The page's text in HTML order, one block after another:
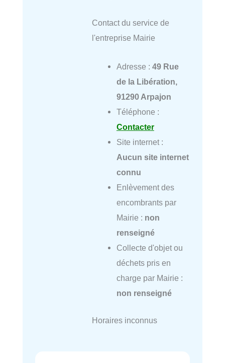
Contact du service de
l'entreprise Mairie
Adresse : 49 Rue
de la Libération,
91290 Arpajon
Téléphone :
Contacter
Site internet :
Aucun site internet
connu
Enlèvement des
encombrants par
Mairie : non
renseigné
Collecte d'objet ou
déchets pris en
charge par Mairie :
non renseigné
Horaires inconnus